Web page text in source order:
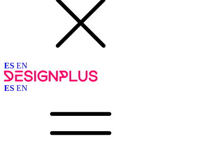
ES EN
ES EN